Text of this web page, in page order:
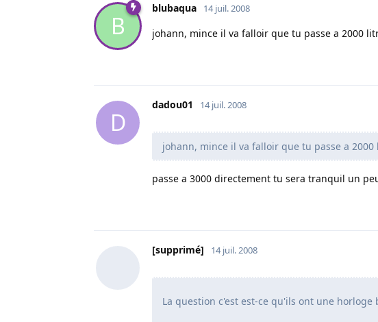
B
blubaqua 14 juil. 2008
johann, mince il va falloir que tu passe a 2000
D
dadou01 14 juil. 2008
johann, mince il va falloir que tu passe a 2000
passe a 3000 directement tu sera tranquil un
[supprimé] 14 juil. 2008
La question c'est est-ce qu'ils ont une horloge